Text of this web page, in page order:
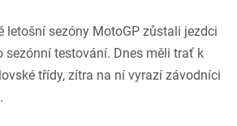
letošní sezóny MotoGP zůstali jezdci
sezónní testování. Dnes měli trať k
třídy, zítra na ní vyrazí závodníci